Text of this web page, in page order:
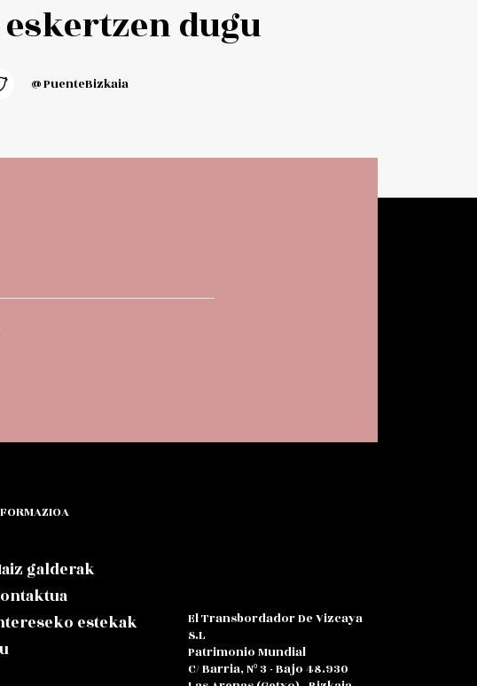
dugu
@PuenteBizkaia
galderak
estekak
El Transbordador De Vizcaya
S.L
Patrimonio Mundial
C/ Barria, Nº 3 - Bajo 48.930